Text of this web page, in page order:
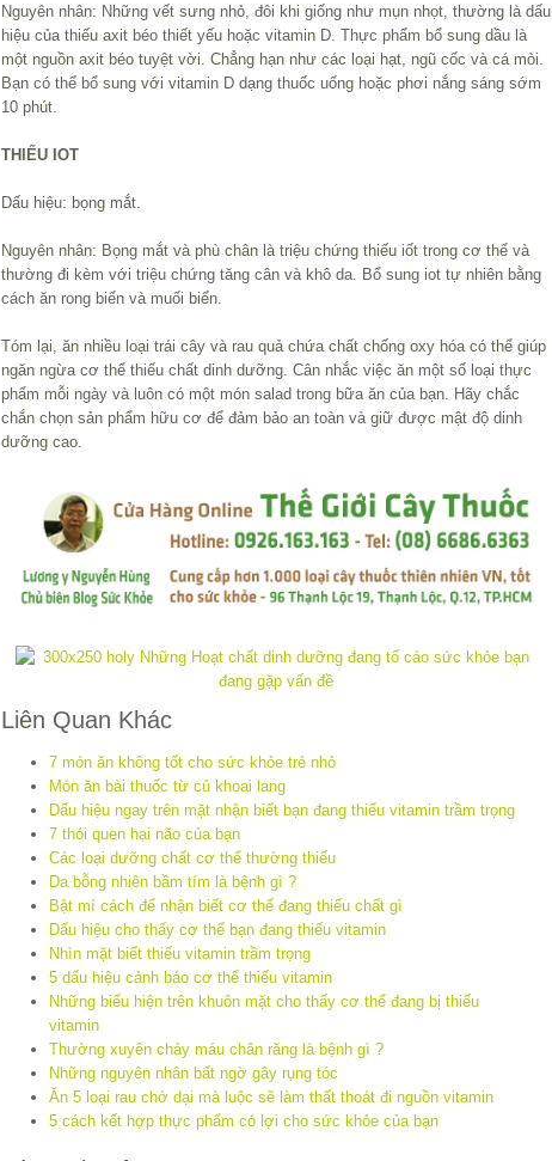
Nguyên nhân: Những vết sưng nhỏ, đôi khi giống như mụn nhọt, thường là dấu
hiệu của thiếu axit béo thiết yếu hoặc vitamin D. Thực phẩm bổ sung dầu là
một nguồn axit béo tuyệt vời. Chẳng hạn như các loại hạt, ngũ cốc và cá mòi.
Bạn có thể bổ sung với vitamin D dạng thuốc uống hoặc phơi nắng sáng sớm
10 phút.
THIẾU IOT
Dấu hiệu: bọng mắt.
Nguyên nhân: Bọng mắt và phù chân là triệu chứng thiếu iốt trong cơ thể và
thường đi kèm với triệu chứng tăng cân và khô da. Bổ sung iot tự nhiên bằng
cách ăn rong biển và muối biển.
Tóm lại, ăn nhiều loại trái cây và rau quả chứa chất chống oxy hóa có thể giúp
ngăn ngừa cơ thể thiếu chất dinh dưỡng. Cân nhắc việc ăn một số loại thực
phẩm mỗi ngày và luôn có một món salad trong bữa ăn của bạn. Hãy chắc
chắn chọn sản phẩm hữu cơ để đảm bảo an toàn và giữ được mật độ dinh
dưỡng cao.
Liên Quan Khác
7 món ăn không tốt cho sức khỏe trẻ nhỏ
Món ăn bài thuốc từ củ khoai lang
Dấu hiệu ngay trên mặt nhận biết bạn đang thiếu vitamin trầm trọng
7 thói quen hại não của bạn
Các loại dưỡng chất cơ thể thường thiếu
Da bỗng nhiên bầm tím là bệnh gì ?
Bật mí cách để nhận biết cơ thể đang thiếu chất gì
Dấu hiệu cho thấy cơ thể bạn đang thiếu vitamin
Nhìn mặt biết thiếu vitamin trầm trọng
5 dấu hiệu cảnh báo cơ thể thiếu vitamin
Những biểu hiện trên khuôn mặt cho thấy cơ thể đang bị thiếu
vitamin
Thường xuyên chảy máu chân răng là bệnh gì ?
Những nguyên nhân bất ngờ gây rụng tóc
Ăn 5 loại rau chớ dại mà luộc sẽ làm thất thoát đi nguồn vitamin
5 cách kết hợp thực phẩm có lợi cho sức khỏe của bạn